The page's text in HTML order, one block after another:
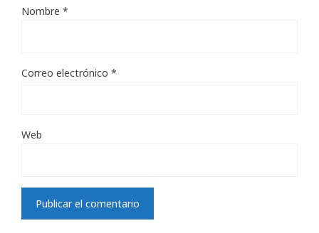
Nombre *
Correo electrónico *
Web